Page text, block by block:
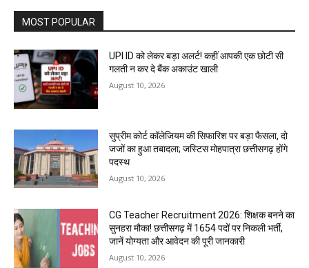
MOST POPULAR
UPI ID को लेकर बड़ा अलर्ट! कहीं आपकी एक छोटी सी
गलती न कर दे बैंक अकाउंट खाली
August 10, 2026
सुप्रीम कोर्ट कॉलेजियम की सिफारिश पर बड़ा फैसला, दो
जजों का हुआ तबादला; जस्टिस मोहपात्रा छत्तीसगढ़ होंगे
पदस्थ
August 10, 2026
CG Teacher Recruitment 2026: शिक्षक बनने का
सुनहरा मौका! छत्तीसगढ़ में 1654 पदों पर निकली भर्ती,
जानें योग्यता और आवेदन की पूरी जानकारी
August 10, 2026